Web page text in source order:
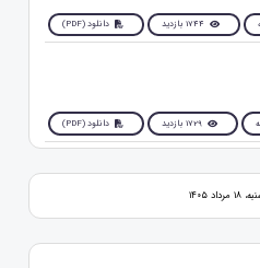
1744 بازدید دانلود (PDF)
1729 بازدید دانلود (PDF)
۱۴۰۵